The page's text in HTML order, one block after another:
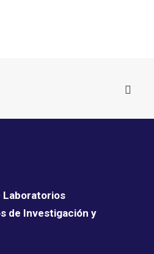
Laboratorios
de Investigación y